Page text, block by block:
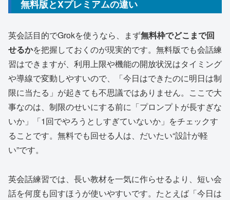
無料版とXプレミアムの違い
英会話目的でGrokを使うなら、まず無料枠でどこまで回
せるかを把握しておくのが現実的です。無料版でも会話練
習はできますが、利用上限や機能の開放状況はタイミング
や導線で変動しやすいので、「今日はできたのに明日は制
限に当たる」が起きても不思議ではありません。ここで大
事なのは、制限のせいにする前に「プロンプトが長すぎな
いか」「1回でやろうとしすぎていないか」をチェックす
ることです。無料でも回せる人は、だいたい“設計が軽
い”です。
英会話練習では、長い教材を一気に作らせるより、短い会
話を何度も回すほうが使いやすいです。たとえば「今日は